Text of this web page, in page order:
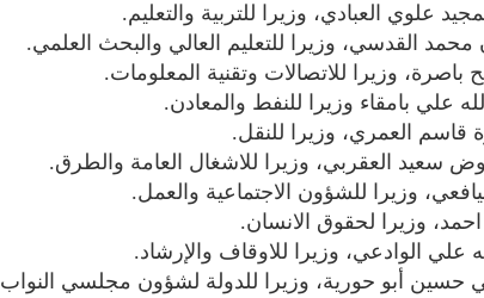
علي حسين أبو حورية، وزيرا للدولة لشؤون مجلسي النواب